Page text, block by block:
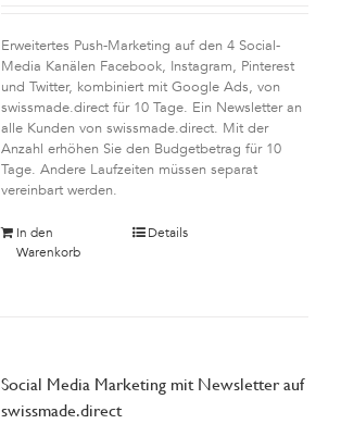
Erweitertes Push-Marketing auf den 4 Social-
Media Kanälen Facebook, Instagram, Pinterest
und Twitter, kombiniert mit Google Ads, von
swissmade.direct für 10 Tage. Ein Newsletter an
alle Kunden von swissmade.direct. Mit der
Anzahl erhöhen Sie den Budgetbetrag für 10
Tage. Andere Laufzeiten müssen separat
vereinbart werden.
In den
Warenkorb
Details
Social Media Marketing mit Newsletter auf
swissmade.direct